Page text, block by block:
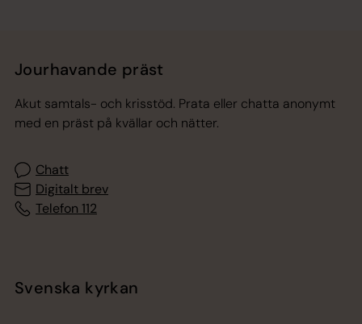
Jourhavande präst
Akut samtals- och krisstöd. Prata eller chatta anonymt
med en präst på kvällar och nätter.
Chatt
Digitalt brev
Telefon 112
Svenska kyrkan